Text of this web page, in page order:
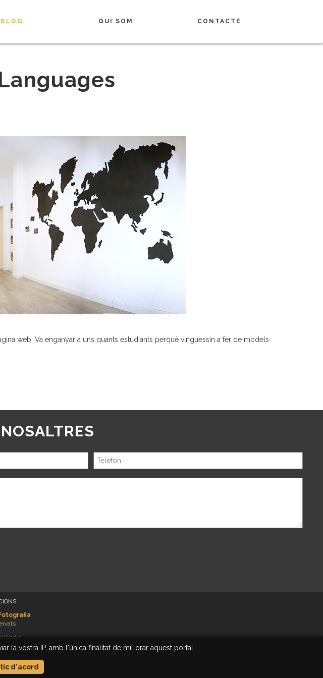
BLOG QUI SOM CONTACTE
web. Va enganyar a uns quants estudiants perquè vinguessin a fer de models
la vostra IP, amb l'única finalitat de millorar aquest portal.
d'acord